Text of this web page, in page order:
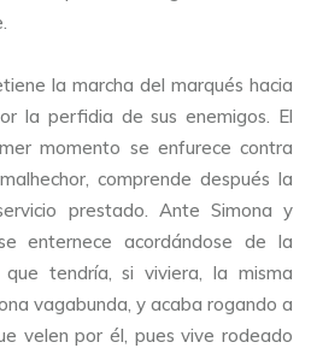
la marcha del marqués hacia
la perfidia de sus enemigos. El
momento se enfurece contra
comprende después la
prestado. Ante Simona y
enternece acordándose de la
que tendría, si viviera, la misma
vagabunda, y acaba rogando a
velen por él, pues vive rodeado